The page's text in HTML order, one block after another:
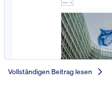
Vollständigen Beitrag lesen